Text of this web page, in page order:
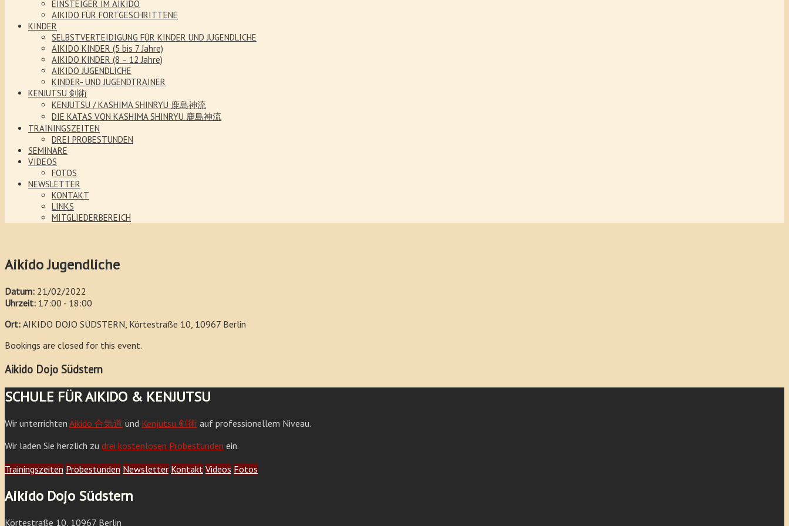
EINSTEIGER IM AIKIDO
AIKIDO FÜR FORTGESCHRITTENE
KINDER
SELBSTVERTEIDIGUNG FÜR KINDER UND JUGENDLICHE
AIKIDO KINDER (5 bis 7 Jahre)
AIKIDO KINDER (8 – 12 Jahre)
AIKIDO JUGENDLICHE
KINDER- UND JUGENDTRAINER
KENJUTSU 剣術
KENJUTSU / KASHIMA SHINRYU 鹿島神流
DIE KATAS VON KASHIMA SHINRYU 鹿島神流
TRAININGSZEITEN
DREI PROBESTUNDEN
SEMINARE
VIDEOS
FOTOS
NEWSLETTER
KONTAKT
LINKS
MITGLIEDERBEREICH
Aikido Jugendliche
Datum: 21/02/2022
Uhrzeit: 17:00 - 18:00
Ort: AIKIDO DOJO SÜDSTERN, Körtestraße 10, 10967 Berlin
Bookings are closed for this event.
Aikido Dojo Südstern
SCHULE FÜR AIKIDO & KENJUTSU
Wir unterrichten Aikido 合気道 und Kenjutsu 剣術 auf professionellem Niveau.
Wir laden Sie herzlich zu drei kostenlosen Probestunden ein.
Trainingszeiten Probestunden Newsletter Kontakt Videos Fotos
Aikido Dojo Südstern
Körtestraße 10, 10967 Berlin